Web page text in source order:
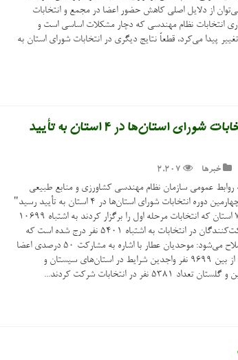
از دلایل اصلی کاهش حضور اعضا در مجمع و انتخابات
انتخابات نظام مهندسی که دچار مشکلات اساسی است و
پیدا می‌کرد، قطعاً نتایج دیگری در انتخابات شورای استان به
اصلاحیه خبر با عنوان “چهارمین دوره انتخابات شورای استان‌ها در ۴ استان به تأیید
خبرها 2,207
روابط عمومی سازمان نظام مهندسی کشاورزی و منابع طبیعی
کشور، در خبر با عنوان "چهارمین دوره انتخابات شورای استان‌ها در ۴ استان به تأیید رسید"
تعداد واجدین شرایط در ۷ استان که انتخابات مرحله اول را برگزار کردند به‌ اشتباه ۱۰۶۹۹
نفر؛ و همچنین تعداد شرکت‌کنندگان در انتخابات به‌ اشتباه ۵۴۰۱ نفر درج شده است که
اصل جمله به شرح زیر اصلاح می‌شود: موحدیان عطار با اشاره به مشارکت ۵۰ درصدی اعضا
در هفت استان اظهار کرد: از بین ۹۶۹۹ نفر واجدین شرایط در استان‌های سیستان و
در انتخابات شرکت کردند...